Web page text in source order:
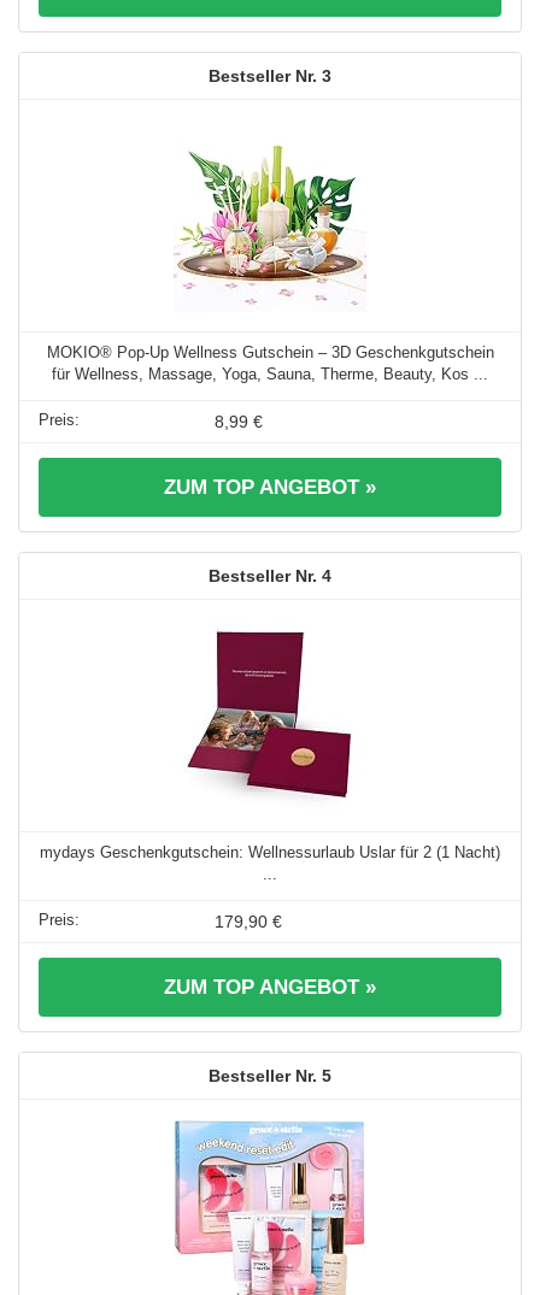
3
MOKIO® Pop-Up Wellness Gutschein – 3D Geschenkgutschein
für Wellness, Massage, Yoga, Sauna, Therme, Beauty, Kos ...
8,99 €
ZUM TOP ANGEBOT »
4
mydays Geschenkgutschein: Wellnessurlaub Uslar für 2 (1 Nacht)
179,90 €
ZUM TOP ANGEBOT »
5